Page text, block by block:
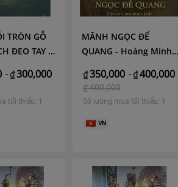
TRÒN GỖ
ĐEO TAY -
-₫300,000
tối thiểu: 1
MÃNH NGỌC ĐẾ
QUANG - Hoàng Minh
₫ 350,000 -₫ 400,000
₫400,000
Số lượng mua tối thiểu: 1
VN